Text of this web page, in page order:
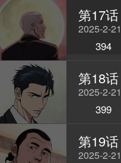
第17话
2025-2-21
394
第18话
2025-2-21
399
第19话
2025-2-21